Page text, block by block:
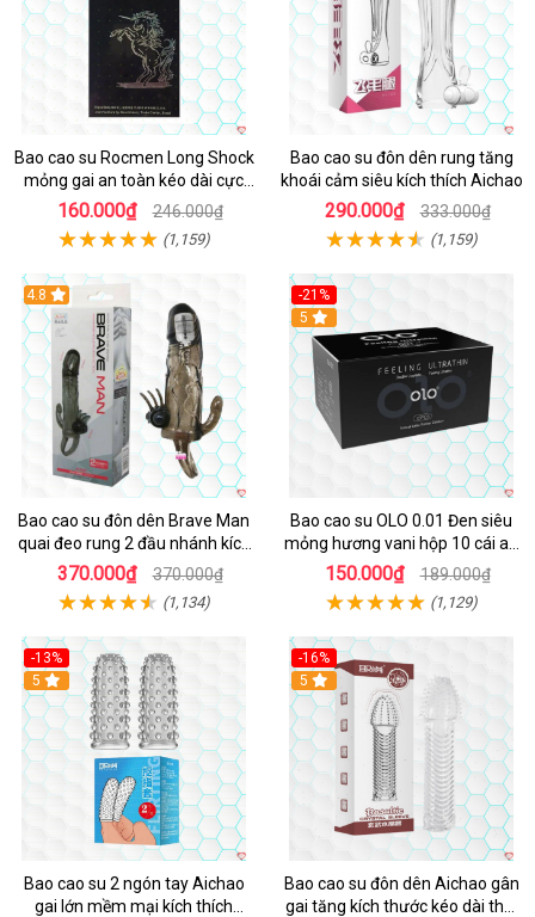
Bao cao su Rocmen Long Shock
mỏng gai an toàn kéo dài cực
khoái hộp 12
160.000₫ 246.000₫
(1,159)
Bao cao su đôn dên rung tăng
khoái cảm siêu kích thích Aichao
290.000₫ 333.000₫
(1,159)
4.8
Bao cao su đôn dên Brave Man
quai đeo rung 2 đầu nhánh kích
thích mạnh
370.000₫ 370.000₫
(1,134)
-21%
Hot
5
Bao cao su OLO 0.01 Đen siêu
mỏng hương vani hộp 10 cái an
toàn thoải mái
150.000₫ 189.000₫
(1,129)
-13%
Hot
5
Bao cao su 2 ngón tay Aichao
gai lớn mềm mại kích thích
-16%
5
Bao cao su đôn dên Aichao gân
gai tăng kích thước kéo dài thời